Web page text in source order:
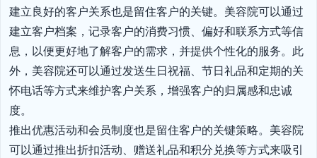
建立良好的客户关系也是留住客户的关键。美容院可以通过
建立客户档案，记录客户的消费习惯、偏好和联系方式等信
息，以便更好地了解客户的需求，并提供个性化的服务。此
外，美容院还可以通过发送生日祝福、节日礼品和定期的关
怀电话等方式来维护客户关系，增强客户的归属感和忠诚
度。
推出优惠活动和会员制度也是留住客户的关键策略。美容院
可以通过推出折扣活动、赠送礼品和积分兑换等方式来吸引